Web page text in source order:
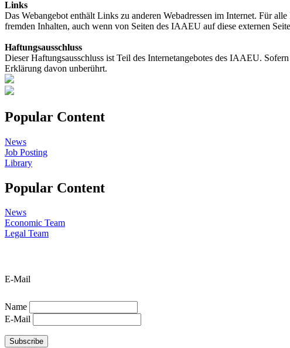
Links
Das Webangebot enthält Links zu anderen Webadressen im Internet. Für
fremden Inhalten, auch wenn von Seiten des IAAEU auf diese externen
Haftungsausschluss
Dieser Haftungsausschluss ist Teil des Internetangebotes des IAAEU.
Erklärung davon unberührt.
Popular Content
News
Job Posting
Library
Popular Content
News
Economic Team
Legal Team
E-Mail
Name
E-Mail
Subscribe